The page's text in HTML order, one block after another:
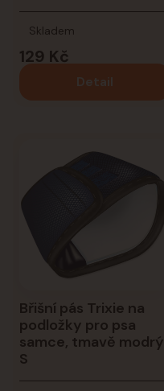
129 Kč
Skladem
Detail
Břišní pás Trixie na
podložky pro psa
samce, tmavě modrý
S